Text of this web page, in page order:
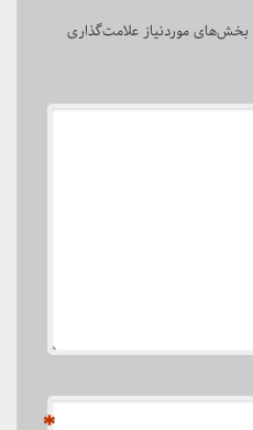
بخش‌های موردنیاز علامت‌گذاری